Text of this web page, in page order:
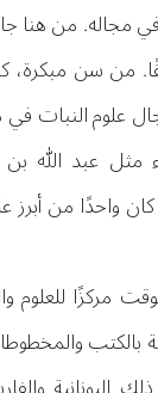
مجاله. من هنا
من سن مبكرة،
علوم النبات
مثل عبد الله
واحدًا من
مركزًا للعلوم
بالكتب